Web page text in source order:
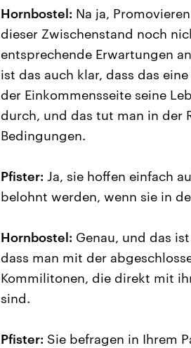
Hornbostel: Na ja,
dieser Zwischenstand noch
entsprechende Erwartungen
ist das auch klar, dass das
der Einkommensseite seine
durch, und das tut man in der
Bedingungen.
Pfister: Ja, sie hoffen einfach
belohnt werden, wenn sie in
Hornbostel: Genau, und das
dass man mit der
Kommilitonen, die direkt mit
sind.
Pfister: Sie befragen in Ihrem